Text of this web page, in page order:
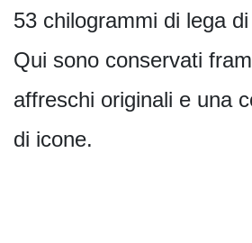
53 chilogrammi di lega
Qui sono conservati
affreschi originali e una
di icone.